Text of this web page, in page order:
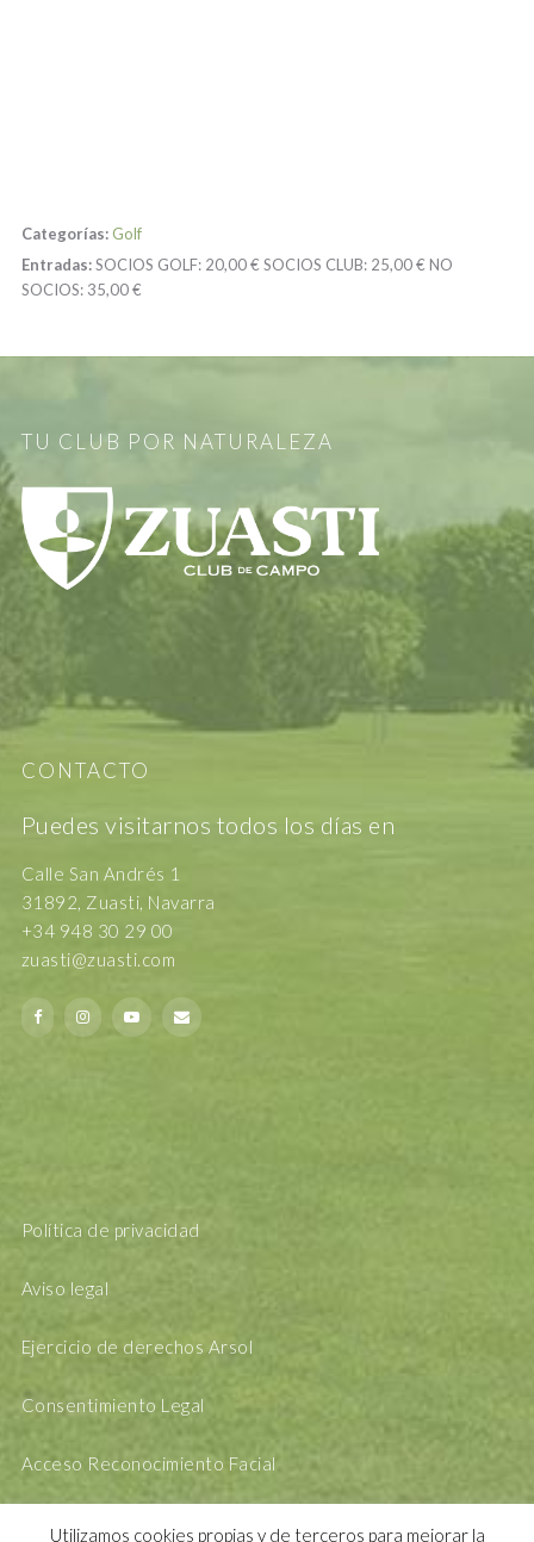
Categorías: Golf
Entradas:SOCIOS GOLF: 20,00 € SOCIOS CLUB: 25,00 € NO
SOCIOS: 35,00 €
TU CLUB POR NATURALEZA
CONTACTO
Puedes visitarnos todos los días en
Calle San Andrés 1
31892, Zuasti, Navarra
+34 948 30 29 00
zuasti@zuasti.com
Política de privacidad
Aviso legal
Ejercicio de derechos Arsol
Consentimiento Legal
Acceso Reconocimiento Facial
Utilizamos cookies propias y de terceros para mejorar la